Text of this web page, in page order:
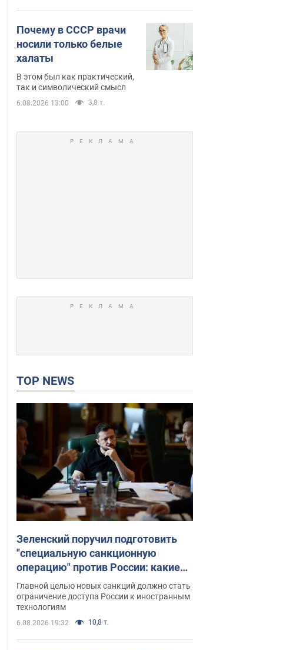
Почему в СССР врачи
носили только белые
халаты
В этом был как практический,
так и символический смысл
6.08.2026 13:00 3,8 т.
TOP NEWS
Зеленский поручил подготовить
"специальную санкционную
операцию" против России: какие
задачи поставил президент. Фото
Главной целью новых санкций должно стать
ограничение доступа России к иностранным
технологиям
6.08.2026 19:32 10,8 т.